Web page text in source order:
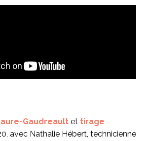
Gaudreault et tirage
avec Nathalie Hébert, technicienne